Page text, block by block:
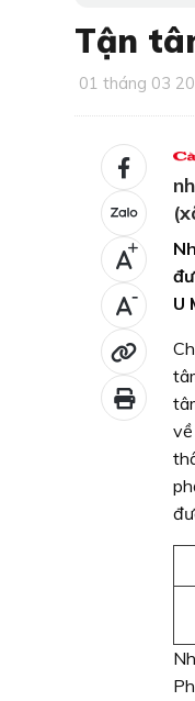
Tận
01 tháng 03
+
-
U